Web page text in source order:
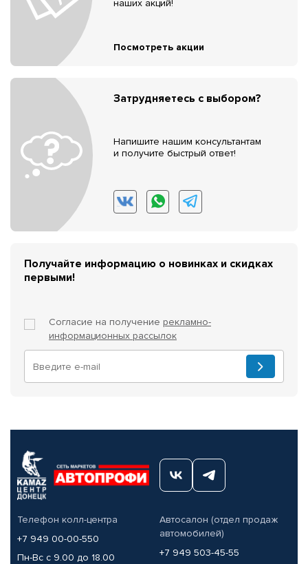
наших акций!
Посмотреть акции
Затрудняетесь с выбором?
Напишите нашим консультантам
и получите быстрый ответ!
Получайте информацию о новинках и скидках
первыми!
Согласие на получение рекламно-
информационных рассылок
Телефон колл-центра
+7 949 00-00-550
Пн-Вс с 9.00 до 18.00
Автосалон (отдел продаж
автомобилей)
+7 949 503-45-55